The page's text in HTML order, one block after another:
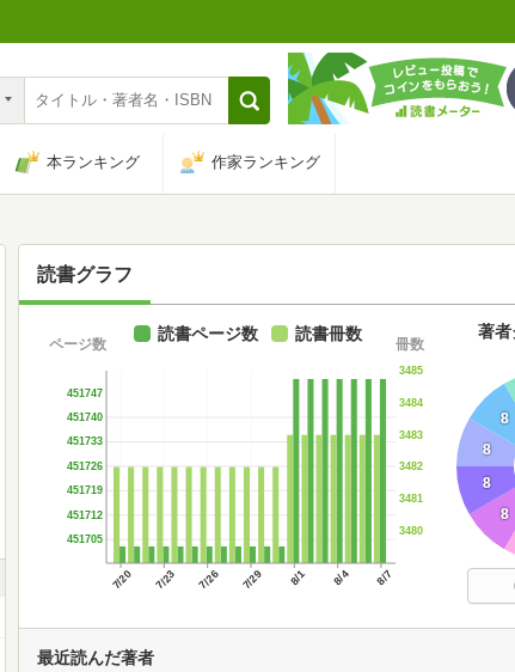
本ランキング 作家ランキング
読書グラフ
7/20 7/23 7/26 7/29 8/1 8/4 8/7
451705
451712
451719
451726
451733
451740
451747
ページ数
3480
3481
3482
3483
3484
3485
冊数
読書ページ数 読書冊数
8
8
8
8
著者
最近読んだ著者